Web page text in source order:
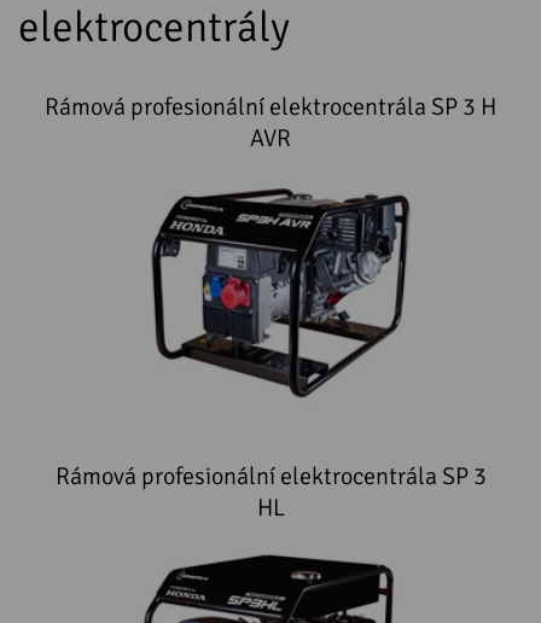
elektrocentrály
Rámová profesionální elektrocentrála SP 3 H
AVR
Rámová profesionální elektrocentrála SP 3
HL